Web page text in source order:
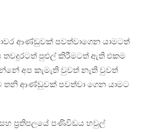
ආණ්ඩුවක් පවත්වාගෙන යාමටත්
තවදුරටත් පුළුල් කිරීමටත් ඇති එකම
අප කැමැති වුවත් නැති වුවත්
තනි ආණ්ඩුවක් පවත්වා ගෙන යාමට
සහ ප්‍රතිපලයේ පණිවිඩය හවුල්